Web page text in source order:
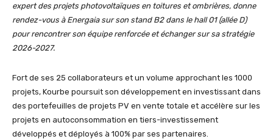
expert des projets photovoltaïques en toitures et ombrières, donne
rendez-vous à Energaia sur son stand B2 dans le hall 01 (allée D)
pour rencontrer son équipe renforcée et échanger sur sa stratégie
2026-2027.
Fort de ses 25 collaborateurs et un volume approchant les 1000
projets, Kourbe poursuit son développement en investissant dans
des portefeuilles de projets PV en vente totale et accélère sur les
projets en autoconsommation en tiers-investissement
développés et déployés à 100% par ses partenaires.